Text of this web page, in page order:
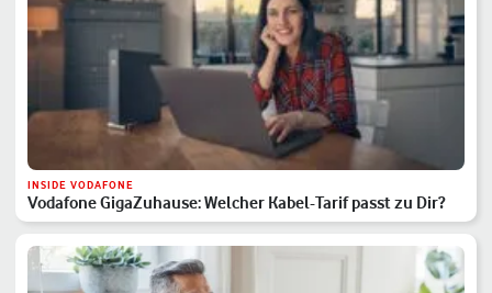
INSIDE VODAFONE
Vodafone GigaZuhause: Welcher Kabel-Tarif passt zu Dir?